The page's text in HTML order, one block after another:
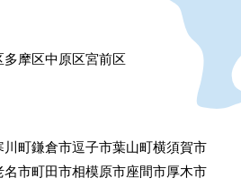
多摩区中原区宮前区
川町鎌倉市逗子市葉山町横須賀市
名市町田市相模原市座間市厚木市